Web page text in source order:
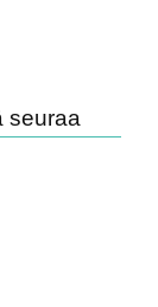
seuraa